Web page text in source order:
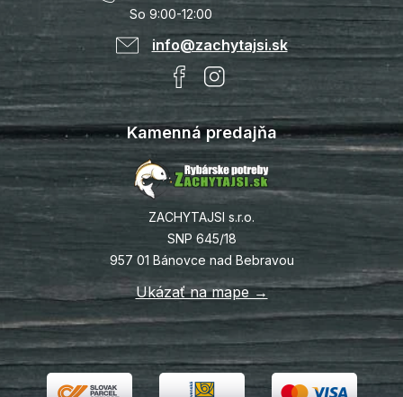
So 9:00-12:00
info@zachytajsi.sk
Kamenná predajňa
ZACHYTAJSI s.r.o.
SNP 645/18
957 01 Bánovce nad Bebravou
Ukázať na mape →